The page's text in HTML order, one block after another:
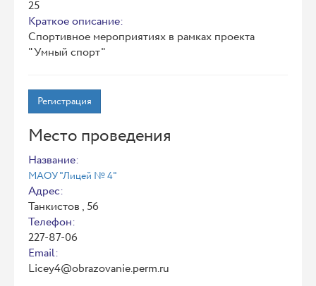
25
Краткое описание:
Спортивное мероприятиях в рамках проекта
"Умный спорт"
Регистрация
Место проведения
Название:
МАОУ "Лицей № 4"
Адрес:
Танкистов , 56
Телефон:
227-87-06
Email:
Licey4@obrazovanie.perm.ru